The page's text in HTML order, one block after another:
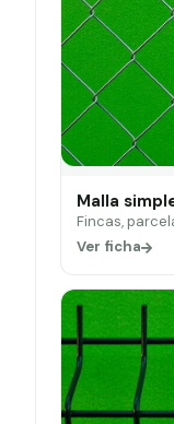
Malla
Fincas,
Ver ficha